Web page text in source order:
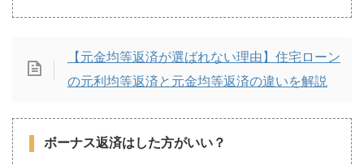
【元金均等返済が選ばれない理由】住宅ローン
の元利均等返済と元金均等返済の違いを解説
ボーナス返済はした方がいい？